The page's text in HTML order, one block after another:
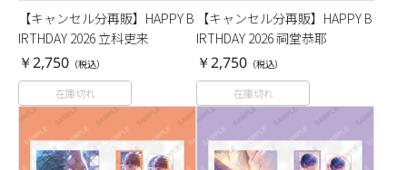
【キャンセル分再販】HAPPY B
IRTHDAY 2026 立科吏来
￥2,750 （税込）
在庫切れ
【キャンセル分再販】HAPPY B
IRTHDAY 2026 祠堂恭耶
￥2,750 （税込）
在庫切れ